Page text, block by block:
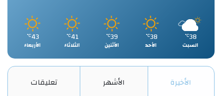
38
℃
السبت
38
℃
الأحد
39
℃
الأثنين
41
℃
الثلاثاء
43
℃
الأربعاء
الأخيرة الأشهر تعليقات